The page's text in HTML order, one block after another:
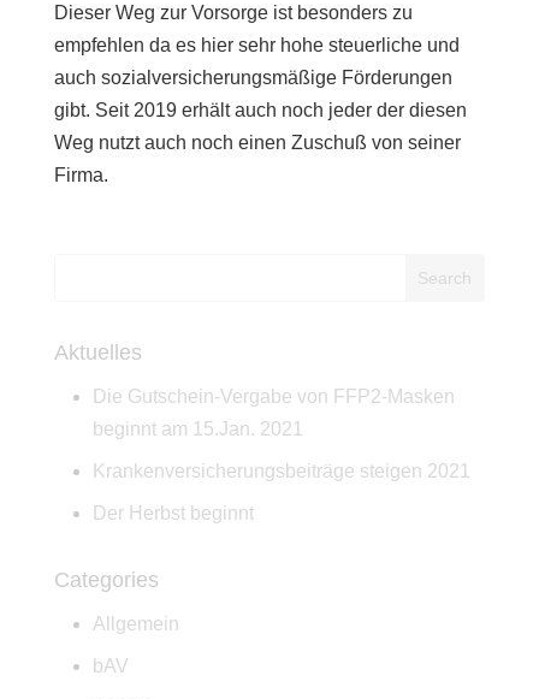
Dieser Weg zur Vorsorge ist besonders zu
empfehlen da es hier sehr hohe steuerliche und
auch sozialversicherungsmäßige Förderungen
gibt. Seit 2019 erhält auch noch jeder der diesen
Weg nutzt auch noch einen Zuschuß von seiner
Firma.
Aktuelles
Die Gutschein-Vergabe von FFP2-Masken
beginnt am 15.Jan. 2021
Krankenversicherungsbeiträge steigen 2021
Der Herbst beginnt
Categories
Allgemein
bAV